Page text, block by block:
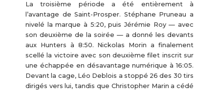
La troisième période a été entièrement à
l’avantage de Saint-Prosper. Stéphane Pruneau a
nivelé la marque à 5:20, puis Jérémie Roy — avec
son deuxième de la soirée — a donné les devants
aux Hunters à 8:50. Nickolas Morin a finalement
scellé la victoire avec son deuxième filet inscrit sur
une échappée en désavantage numérique à 16:05.
Devant la cage, Léo Deblois a stoppé 26 des 30 tirs
dirigés vers lui, tandis que Christopher Marin a cédé